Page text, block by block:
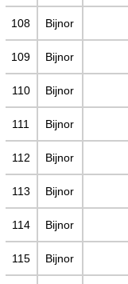
108 Bijnor
109 Bijnor
110 Bijnor
111 Bijnor
112 Bijnor
113 Bijnor
114 Bijnor
115 Bijnor